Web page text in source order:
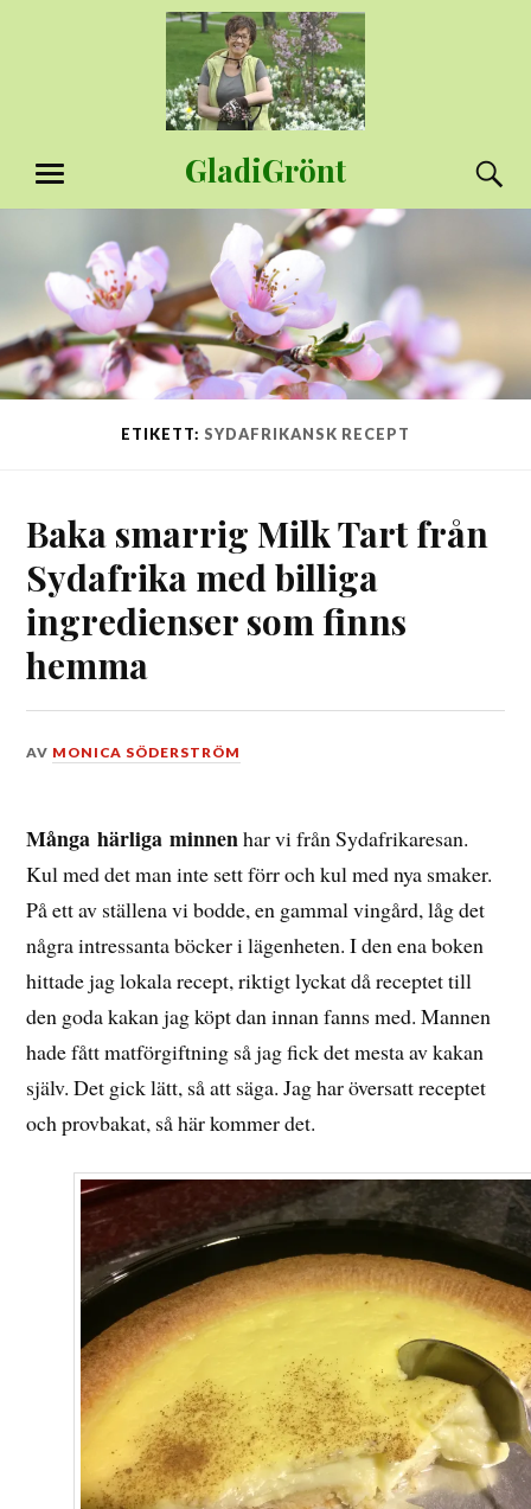
GladiGrönt
MENY
ETIKETT: SYDAFRIKANSK RECEPT
Baka smarrig Milk Tart från
Sydafrika med billiga
ingredienser som finns
hemma
DEN
2018
AV MONICA SÖDERSTRÖM
Många härligaminnenhar vi från Sydafrikaresan.
Kul med det man inte sett förr och kul med nya smaker.
På ett av ställena vi bodde, en gammal vingård, låg det
några intressanta böcker i lägenheten. I den ena boken
hittade jag lokala recept, riktigt lyckat då receptet till
den goda kakan jag köpt dan innan fanns med. Mannen
hade fått matförgiftning så jag fick det mesta av kakan
själv. Det gick lätt, så att säga. Jag har översatt receptet
och provbakat, så här kommer det.